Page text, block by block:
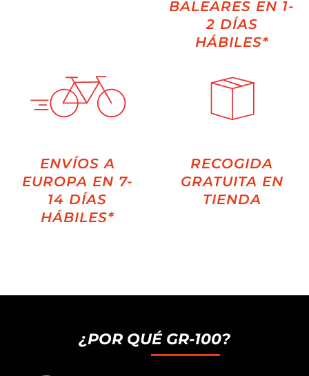
BALEARES EN 1-
2 DÍAS
HÁBILES*
ENVÍOS A
EUROPA EN 7-
14 DÍAS
HÁBILES*
RECOGIDA
GRATUITA EN
TIENDA
¿POR QUÉ GR-100?